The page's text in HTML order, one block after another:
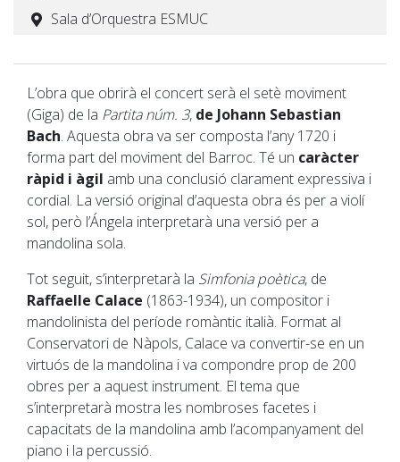
Sala d’Orquestra ESMUC
L’obra que obrirà el concert serà el setè moviment
(Giga) de la Partita núm. 3, de Johann Sebastian
Bach. Aquesta obra va ser composta l’any 1720 i
forma part del moviment del Barroc. Té un caràcter
ràpid i àgil amb una conclusió clarament expressiva i
cordial. La versió original d’aquesta obra és per a violí
sol, però l’Ángela interpretarà una versió per a
mandolina sola.
Tot seguit, s’interpretarà la Simfonia poètica, de
Raffaelle Calace (1863-1934), un compositor i
mandolinista del període romàntic italià. Format al
Conservatori de Nàpols, Calace va convertir-se en un
virtuós de la mandolina i va compondre prop de 200
obres per a aquest instrument. El tema que
s’interpretarà mostra les nombroses facetes i
capacitats de la mandolina amb l’acompanyament del
piano i la percussió.